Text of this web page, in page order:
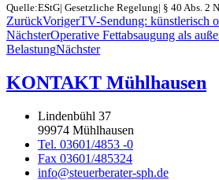
Quelle:EStG| Gesetzliche Regelung| § 40 Abs. 2
ZurückVorigerTV-Sendung: künstlerisch
NächsterOperative Fettabsaugung als
BelastungNächster
KONTAKT Mühlhausen
Lindenbühl 37
99974 Mühlhausen
Tel. 03601/4853 -0
Fax 03601/485324
info@steuerberater-sph.de